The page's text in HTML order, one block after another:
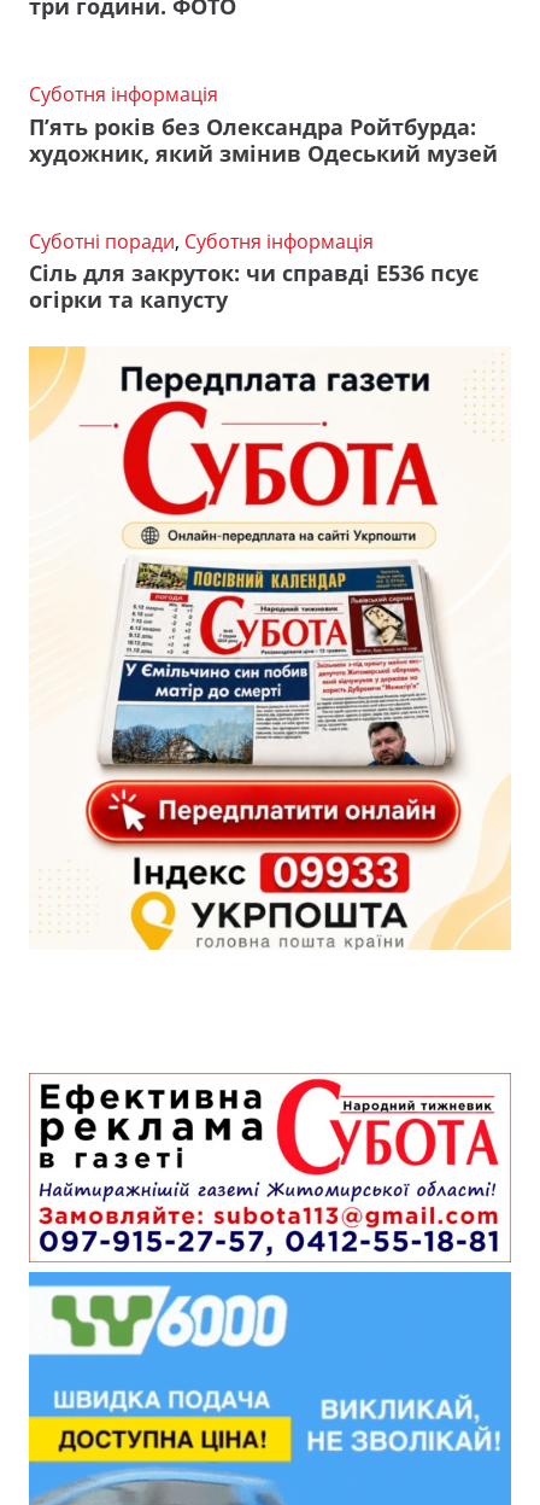
три години. ФОТО
Суботня інформація
П’ять років без Олександра Ройтбурда:
художник, який змінив Одеський музей
Суботні поради, Суботня інформація
Сіль для закруток: чи справді Е536 псує
огірки та капусту